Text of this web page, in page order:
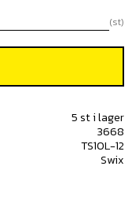
st
5 st i lager
3668
TS10L-12
Swix